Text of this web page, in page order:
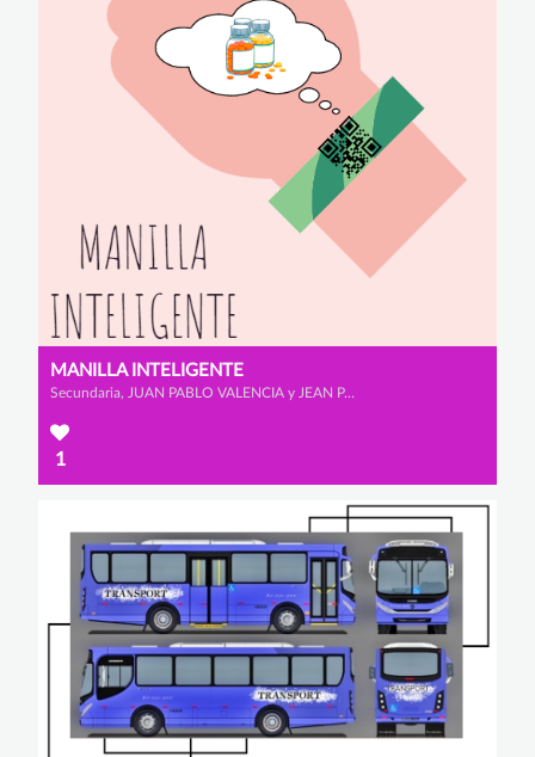
MANILLA INTELIGENTE
Secundaria, JUAN PABLO VALENCIA y JEAN PABLO MATALLANA
1